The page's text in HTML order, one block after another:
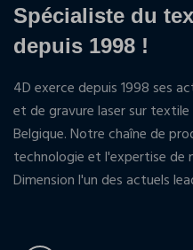
Spécialiste du
depuis 1998 !
4D exerce depuis 1998 ses
et de gravure laser sur
Belgique. Notre chaîne de
technologie et l'expertise
Dimension l'un des actuels